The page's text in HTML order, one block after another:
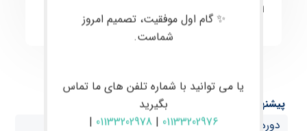
انجام
معاملات موفق
پیشنهاد ها:
دوره حضوری فارکس در بابل آموزش صفر تا صد ترید
✨ گام اول موفقیت، تصمیم امروز
شماست.
یا می توانید با شماره تلفن های ما تماس
بگیرید
01133202976
|
01133202978
|